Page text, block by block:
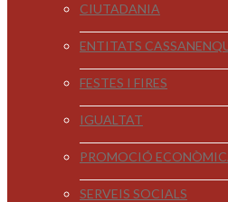
CIUTADANIA
ENTITATS
FESTES I FIRES
IGUALTAT
PROMOCIÓ
SERVEIS SOCIALS